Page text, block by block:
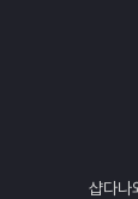
샵다